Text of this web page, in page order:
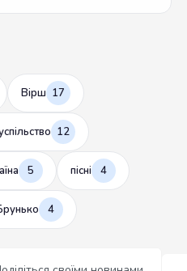
Вірш 17
12
5 пісні 4
4